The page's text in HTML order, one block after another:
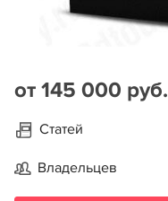
от 145 000 руб.
Статей
Владельцев